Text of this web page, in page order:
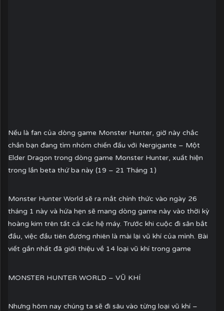
Nếu là fan của dòng game Monster Hunter, giờ này chắc
chắn bạn đang tìm nhóm chiến đấu với Nergigante – Một
Elder Dragon trong dòng game Monster Hunter, xuất hiện
trong lần beta thứ ba này (19 – 21 Tháng 1)
Monster Hunter World sẽ ra mắt chính thức vào ngày 26
tháng 1 này và hứa hẹn sẽ mang dòng game này vào thời kỳ
hoàng kim trên tất cả các hệ máy. Trước khi cuộc đi săn bắt
đầu, việc đầu tiên đương nhiên là mài lại vũ khí của mình. Bài
viết gần nhất đã giới thiệu về 14 loại vũ khí trong game
MONSTER HUNTER WORLD – VŨ KHÍ
Nhưng hôm nay chúng ta sẽ đi sâu vào từng loại vũ khí –